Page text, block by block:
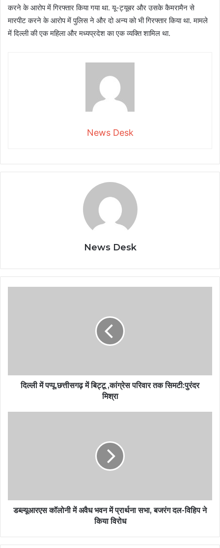
करने के आरोप में गिरफ्तार किया गया था. यू-ट्यूबर और उसके कैमरामैन से
मारपीट करने के आरोप में पुलिस ने और दो अन्य को भी गिरफ्तार किया था. मामले
में दिल्ली की एक महिला और मध्यप्रदेश का एक व्यक्ति शामिल था.
News Desk
News Desk
दिल्ली में पप्पू,छत्तीसगढ़ में बिट्टू ,कांग्रेस परिवार तक सिमटी:पुरंदर
मिश्रा
डब्ल्यूआरएस कॉलोनी में अवैध भवन में प्रार्थना सभा, बजरंग दल-विहिप ने
किया विरोध